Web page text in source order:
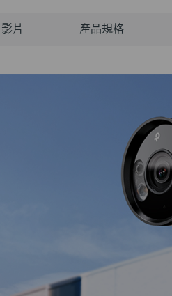
影片 產品規格